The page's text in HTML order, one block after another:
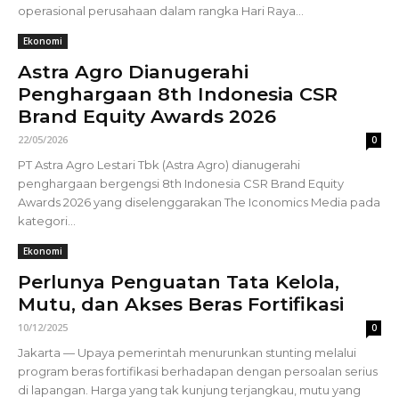
operasional perusahaan dalam rangka Hari Raya...
Ekonomi
Astra Agro Dianugerahi
Penghargaan 8th Indonesia CSR
Brand Equity Awards 2026
22/05/2026 0
PT Astra Agro Lestari Tbk (Astra Agro) dianugerahi
penghargaan bergengsi 8th Indonesia CSR Brand Equity
Awards 2026 yang diselenggarakan The Iconomics Media pada
kategori...
Ekonomi
Perlunya Penguatan Tata Kelola,
Mutu, dan Akses Beras Fortifikasi
10/12/2025 0
Jakarta — Upaya pemerintah menurunkan stunting melalui
program beras fortifikasi berhadapan dengan persoalan serius
di lapangan. Harga yang tak kunjung terjangkau, mutu yang